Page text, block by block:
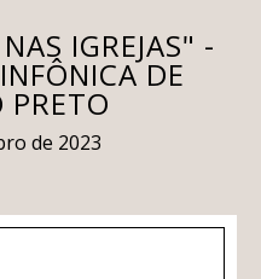
IGREJAS" -
DE
PRETO
de 2023